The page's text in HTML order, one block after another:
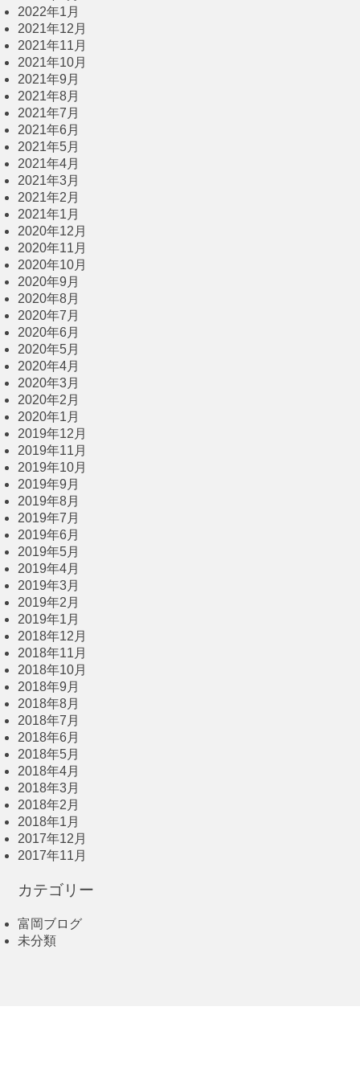
2022年1月
2021年12月
2021年11月
2021年10月
2021年9月
2021年8月
2021年7月
2021年6月
2021年5月
2021年4月
2021年3月
2021年2月
2021年1月
2020年12月
2020年11月
2020年10月
2020年9月
2020年8月
2020年7月
2020年6月
2020年5月
2020年4月
2020年3月
2020年2月
2020年1月
2019年12月
2019年11月
2019年10月
2019年9月
2019年8月
2019年7月
2019年6月
2019年5月
2019年4月
2019年3月
2019年2月
2019年1月
2018年12月
2018年11月
2018年10月
2018年9月
2018年8月
2018年7月
2018年6月
2018年5月
2018年4月
2018年3月
2018年2月
2018年1月
2017年12月
2017年11月
カテゴリー
富岡ブログ
未分類